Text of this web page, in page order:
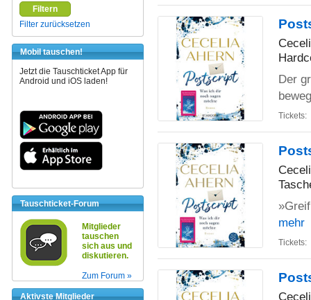
Filtern
Filter zurücksetzen
Mobil tauschen!
Jetzt die Tauschticket App für
Android und iOS laden!
Tauschticket-Forum
Mitglieder
tauschen
sich aus und
diskutieren.
Zum Forum »
Aktivste Mitglieder
Der
Tickets:
mehr
Tickets: